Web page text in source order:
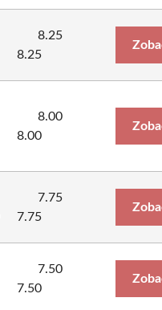
8.25
8.25
8.00
8.00
7.75
7.75
7.50
7.50